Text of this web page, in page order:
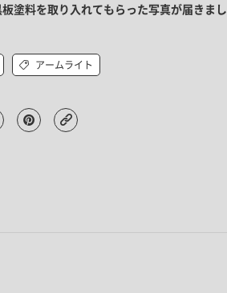
塗料を取り入れてもらった写真が届きまし
アームライト